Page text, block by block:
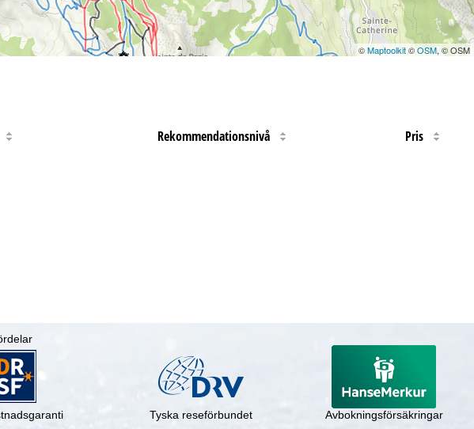
©Maptoolkit©OSM, © OSM
Rekommendationsnivå Pris
Tyska reseförbundet
Avbokningsförsäkringar